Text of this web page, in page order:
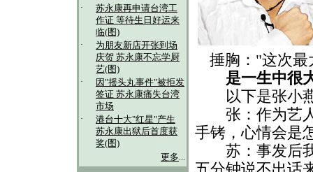
·
苏永康再申请台湾工
作证 等待生日好运来
临(图)
·
为朋友新店开张到场
庆贺 苏永康不忘学厨
艺(图)
·
因"摇头丸事件"被拒发
签证 苏永康痛失台湾
市场
·
港台十大"红星"产生
苏永康出狱后首度获
奖(图)
更多...
捶胸："这次最
是一生中很
以下是张小燕
张：作为艺人
手铐，心情会是
苏：事发后我